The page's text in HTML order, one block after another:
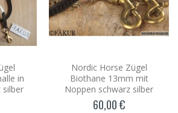
in
silber
Nordic Horse Zügel
Biothane 13mm mit
Noppen schwarz silber
60,00 €